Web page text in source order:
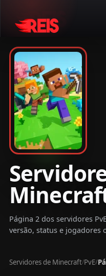
Minecraft
Outros jogos
VPS Gamer
Login
Crie seu
Página 2 dos servidores
versão, status e jogadores
Servidores de Minecraft/PvE/